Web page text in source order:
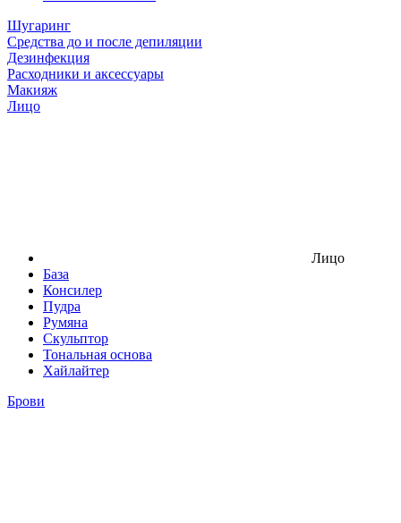
Шугаринг
Средства до и после депиляции
Дезинфекция
Расходники и аксессуары
Макияж
Лицо
Лицо
База
Консилер
Пудра
Румяна
Скульптор
Тональная основа
Хайлайтер
Брови